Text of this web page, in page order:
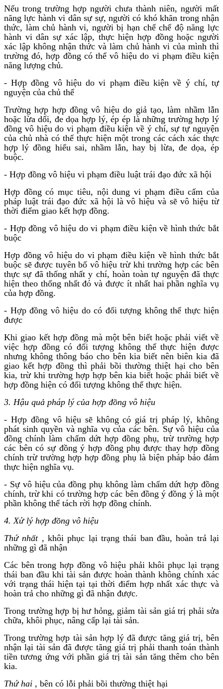
Nếu trong trường hợp người chưa thành niên, người mất
năng lực hành vi dân sự sự, người có khó khăn trong nhận
thức, làm chủ hành vi, người bị hạn chế chế độ năng lực
hành vi dân sự xác lập, thực hiện hợp đồng hoặc người
xác lập không nhận thức và làm chủ hành vi của mình thì
trường đó, hợp đồng có thể vô hiệu do vi phạm điều kiện
năng lượng chủ.
- Hợp đồng vô hiệu do vi phạm điều kiện về ý chí, tự
nguyện của chủ thể
Trường hợp hợp đồng vô hiệu do giả tạo, làm nhầm lẫn
hoặc lừa dối, đe dọa hợp lý, ép ép là những trường hợp lý
đồng vô hiệu do vi phạm điều kiện về ý chí, sự tự nguyện
của chủ nhà có thể thực hiện một trong các cách xác thực
hợp lý đồng hiểu sai, nhầm lẫn, hay bị lừa, đe dọa, ép
buộc.
- Hợp đồng vô hiệu vi phạm điều luật trái đạo đức xã hội
Hợp đồng có mục tiêu, nội dung vi phạm điều cấm của
pháp luật trái đạo đức xã hội là vô hiệu và sẽ vô hiệu từ
thời điểm giao kết hợp đồng.
- Hợp đồng vô hiệu do vi phạm điều kiện về hình thức bắt
buộc
Hợp đồng vô hiệu do vi phạm điều kiện về hình thức bắt
buộc sẽ được tuyên bố vô hiệu trừ khi trường hợp các bên
thực sự đã thống nhất y chí, hoàn toàn tự nguyện đã thực
hiện theo thống nhất đó và được ít nhất hai phần nghĩa vụ
của hợp đồng.
- Hợp đồng vô hiệu do có đối tượng không thể thực hiện
được
Khi giao kết hợp đồng mà một bên biết hoặc phải viết về
việc hợp đồng có đối tượng không thể thực hiện được
nhưng không thông báo cho bên kia biết nên biên kia đã
giao kết hợp đồng thì phải bồi thường thiệt hại cho bên
kia, trừ khi trường hợp hợp bên kia biết hoặc phải biết về
hợp đồng hiện có đối tượng không thể thực hiện.
3. Hậu quả pháp lý của hợp đồng vô hiệu
- Hợp đồng vô hiệu sẽ không có giá trị pháp lý, không
phát sinh quyền và nghĩa vụ của các bên. Sự vô hiệu của
đồng chính làm chấm dứt hợp đồng phụ, trừ trường hợp
các bên có sự đồng ý hợp đồng phụ được thay hợp đồng
chính trừ trường hợp hợp đồng phụ là biện pháp bảo đảm
thực hiện nghĩa vụ.
- Sự vô hiệu của đồng phụ không làm chấm dứt hợp đồng
chính, trừ khi có trường hợp các bên đồng ý đồng ý là một
phần không thể tách rời hợp đồng chính.
4. Xử lý hợp đồng vô hiệu
Thứ nhất, khôi phục lại trạng thái ban đầu, hoàn trả lại
những gì đã nhận
Các bên trong hợp đồng vô hiệu phải khôi phục lại trạng
thái ban đầu khi tài sản được hoàn thành không chính xác
với trạng thái hiện tại tại thời điểm hợp nhất xác thực và
hoàn trả cho những gì đã nhận được.
Trong trường hợp bị hư hỏng, giảm tài sản giá trị phải sửa
chữa, khôi phục, nâng cấp lại tài sản.
Trong trường hợp tài sản hợp lý đã được tăng giá trị, bên
nhận lại tài sản đã được tăng giá trị phải thanh toán thành
tiền tương ứng với phần giá trị tài sản tăng thêm cho bên
kia.
Thứ hai , bên có lỗi phải bồi thường thiệt hại